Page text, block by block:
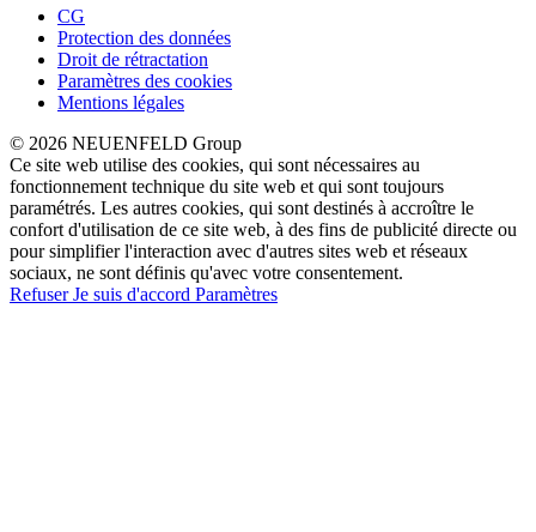
CG
Protection des données
Droit de rétractation
Paramètres des cookies
Mentions légales
© 2026 NEUENFELD Group
Ce site web utilise des cookies, qui sont nécessaires au
fonctionnement technique du site web et qui sont toujours
paramétrés. Les autres cookies, qui sont destinés à accroître le
confort d'utilisation de ce site web, à des fins de publicité directe ou
pour simplifier l'interaction avec d'autres sites web et réseaux
sociaux, ne sont définis qu'avec votre consentement.
RefuserJe suis d'accord Paramètres